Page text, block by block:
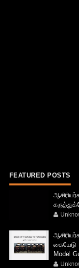
FEATURED POSTS
கையேடு
Model